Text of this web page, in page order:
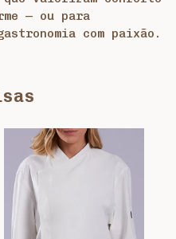
— ou para
com paixão.